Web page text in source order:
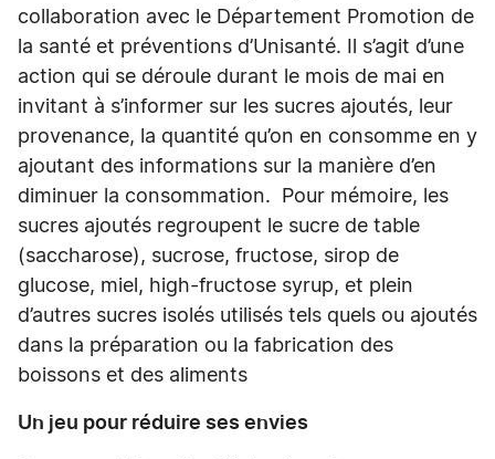
collaboration avec le Département Promotion de
la santé et préventions d’Unisanté. Il s’agit d’une
action qui se déroule durant le mois de mai en
invitant à s’informer sur les sucres ajoutés, leur
provenance, la quantité qu’on en consomme en y
ajoutant des informations sur la manière d’en
diminuer la consommation. Pour mémoire, les
sucres ajoutés regroupent le sucre de table
(saccharose), sucrose, fructose, sirop de
glucose, miel, high-fructose syrup, et plein
d’autres sucres isolés utilisés tels quels ou ajoutés
dans la préparation ou la fabrication des
boissons et des aliments
Un jeu pour réduire ses envies